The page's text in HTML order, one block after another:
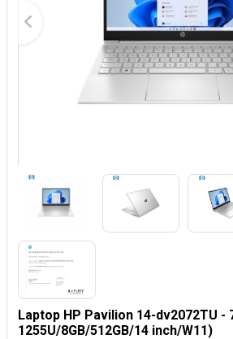
Laptop HP Pavilion 14-dv2072TU -
1255U/8GB/512GB/14 inch/W11)